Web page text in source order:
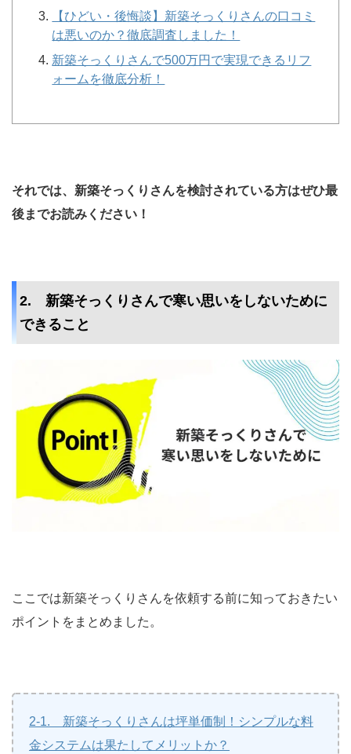
【ひどい・後悔談】新築そっくりさんの口コミ
は悪いのか？徹底調査しました！
新築そっくりさんで500万円で実現できるリフ
ォームを徹底分析！
それでは、新築そっくりさんを検討されている方はぜひ最
後までお読みください！
2. 新築そっくりさんで寒い思いをしないために
できること
ここでは新築そっくりさんを依頼する前に知っておきたい
ポイントをまとめました。
2-1. 新築そっくりさんは坪単価制！シンプルな料
金システムは果たしてメリットか？